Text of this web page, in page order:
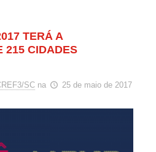
TERÁ A
215 CIDADES
SC na 25 de maio de 2017